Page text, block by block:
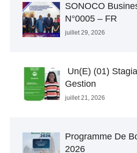
SONOCO
N°0005 – FR
juillet 29, 2026
Un(e) (01)
Gestion
juillet 21, 2026
Programme De
2026